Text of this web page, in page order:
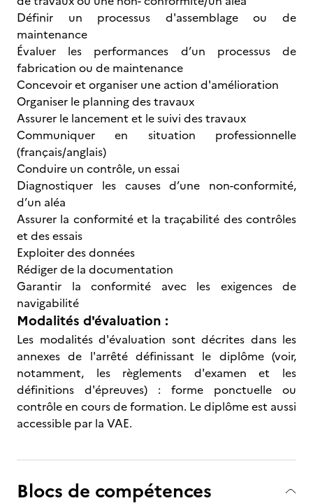
Définir un processus d'assemblage ou de
maintenance
Évaluer les performances d’un processus de
fabrication ou de maintenance
Concevoir et organiser une action d'amélioration
Organiser le planning des travaux
Assurer le lancement et le suivi des travaux
Communiquer en situation professionnelle
(français/anglais)
Conduire un contrôle, un essai
Diagnostiquer les causes d’une non-conformité,
d’un aléa
Assurer la conformité et la traçabilité des contrôles
et des essais
Exploiter des données
Rédiger de la documentation
Garantir la conformité avec les exigences de
navigabilité
Modalités d'évaluation :
Les modalités d'évaluation sont décrites dans les
annexes de l'arrêté définissant le diplôme (voir,
notamment, les règlements d'examen et les
définitions d'épreuves) : forme ponctuelle ou
contrôle en cours de formation. Le diplôme est aussi
accessible par la VAE.
Blocs de compétences